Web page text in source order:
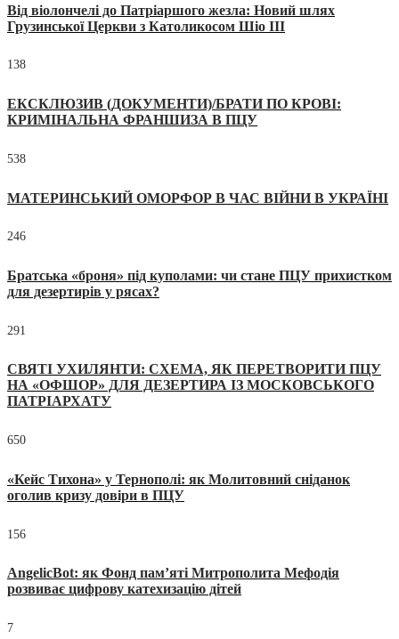
Від віолончелі до Патріаршого жезла: Новий шлях
Грузинської Церкви з Католикосом Шіо III
138
ЕКСКЛЮЗИВ (ДОКУМЕНТИ)/БРАТИ ПО КРОВІ:
КРИМІНАЛЬНА ФРАНШИЗА В ПЦУ
538
МАТЕРИНСЬКИЙ ОМОРФОР В ЧАС ВІЙНИ В УКРАЇНІ
246
Братська «броня» під куполами: чи стане ПЦУ прихистком
для дезертирів у рясах?
291
СВЯТІ УХИЛЯНТИ: СХЕМА, ЯК ПЕРЕТВОРИТИ ПЦУ
НА «ОФШОР» ДЛЯ ДЕЗЕРТИРА ІЗ МОСКОВСЬКОГО
ПАТРІАРХАТУ
650
«Кейс Тихона» у Тернополі: як Молитовний сніданок
оголив кризу довіри в ПЦУ
156
AngelicBot: як Фонд пам’яті Митрополита Мефодія
розвиває цифрову катехизацію дітей
7